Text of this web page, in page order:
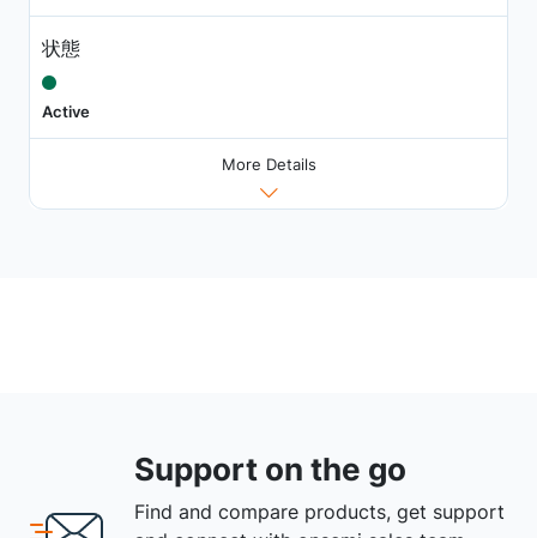
状態
Active
More Details
Support on the go
Find and compare products, get support